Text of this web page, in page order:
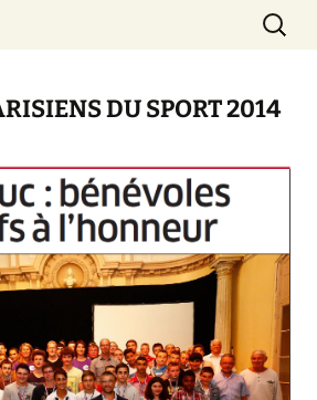
Multisports
course à pied,
vélo.
DU SPORT 2014